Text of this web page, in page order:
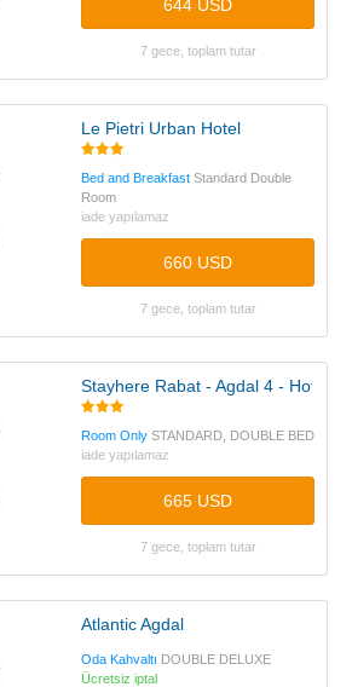
644 USD
7 gece, toplam tutar
Le Pietri Urban Hotel
Bed and Breakfast Standard Double
Room
iade yapılamaz
660 USD
7 gece, toplam tutar
Stayhere Rabat - Agdal 4 - Hotel
Room Only STANDARD, DOUBLE BED
iade yapılamaz
665 USD
7 gece, toplam tutar
Atlantic Agdal
Oda Kahvaltı DOUBLE DELUXE
Ücretsiz iptal